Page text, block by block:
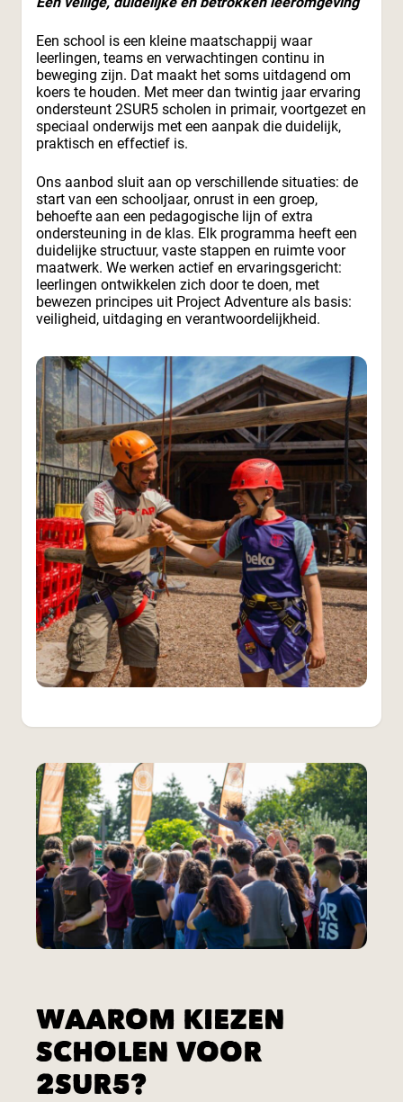
Een school is een kleine maatschappij waar
leerlingen, teams en verwachtingen continu in
beweging zijn. Dat maakt het soms uitdagend om
koers te houden. Met meer dan twintig jaar ervaring
ondersteunt 2SUR5 scholen in primair, voortgezet en
speciaal onderwijs met een aanpak die duidelijk,
praktisch en effectief is.
Ons aanbod sluit aan op verschillende situaties: de
start van een schooljaar, onrust in een groep,
behoefte aan een pedagogische lijn of extra
ondersteuning in de klas. Elk programma heeft een
duidelijke structuur, vaste stappen en ruimte voor
maatwerk. We werken actief en ervaringsgericht:
leerlingen ontwikkelen zich door te doen, met
bewezen principes uit Project Adventure als basis:
veiligheid, uitdaging en verantwoordelijkheid.
WAAROM KIEZEN
SCHOLEN VOOR
2SUR5?